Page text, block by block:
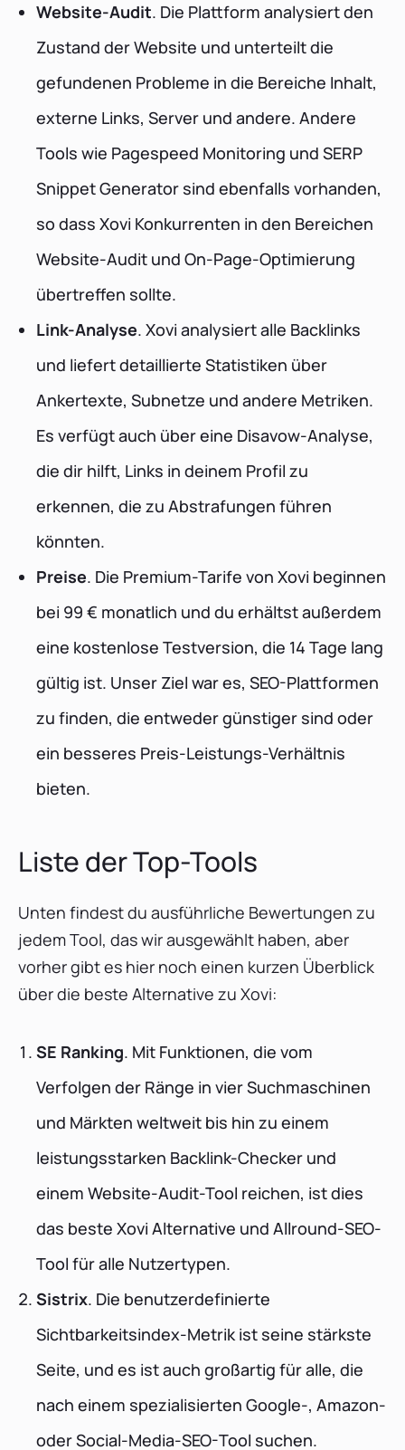
Website-Audit. Die Plattform analysiert den
Zustand der Website und unterteilt die
gefundenen Probleme in die Bereiche Inhalt,
externe Links, Server und andere. Andere
Tools wie Pagespeed Monitoring und SERP
Snippet Generator sind ebenfalls vorhanden,
so dass Xovi Konkurrenten in den Bereichen
Website-Audit und On-Page-Optimierung
übertreffen sollte.
Link-Analyse. Xovi analysiert alle Backlinks
und liefert detaillierte Statistiken über
Ankertexte, Subnetze und andere Metriken.
Es verfügt auch über eine Disavow-Analyse,
die dir hilft, Links in deinem Profil zu
erkennen, die zu Abstrafungen führen
könnten.
Preise. Die Premium-Tarife von Xovi beginnen
bei 99 € monatlich und du erhältst außerdem
eine kostenlose Testversion, die 14 Tage lang
gültig ist. Unser Ziel war es, SEO-Plattformen
zu finden, die entweder günstiger sind oder
ein besseres Preis-Leistungs-Verhältnis
bieten.
Liste der Top-Tools
Unten findest du ausführliche Bewertungen zu
jedem Tool, das wir ausgewählt haben, aber
vorher gibt es hier noch einen kurzen Überblick
über die beste Alternative zu Xovi:
SE Ranking. Mit Funktionen, die vom
Verfolgen der Ränge in vier Suchmaschinen
und Märkten weltweit bis hin zu einem
leistungsstarken Backlink-Checker und
einem Website-Audit-Tool reichen, ist dies
das beste Xovi Alternative und Allround-SEO-
Tool für alle Nutzertypen.
Sistrix. Die benutzerdefinierte
Sichtbarkeitsindex-Metrik ist seine stärkste
Seite, und es ist auch großartig für alle, die
nach einem spezialisierten Google-, Amazon-
oder Social-Media-SEO-Tool suchen.